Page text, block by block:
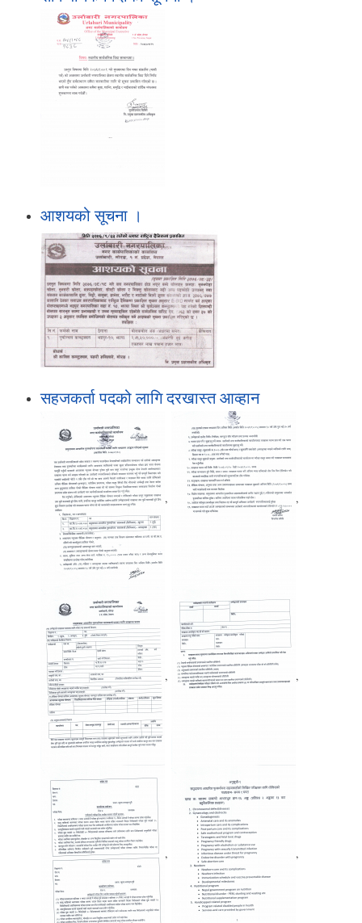
आशयको सूचना ।
सहजकर्ता पदको लागि दरखास्त आव्हान
, ,
, ,
, ,